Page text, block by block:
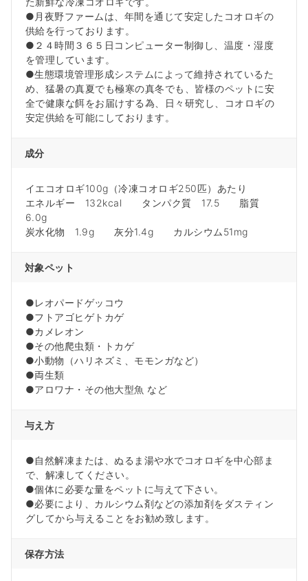
●月夜野ファームは、年間を通じて安定したコオロギの
供給を行っております。
●２４時間３６５日コンピューター制御し、温度・湿度
を管理しています。
●生態環境管理形成システムによって維持されているた
め、猛暑の真夏でも極寒の真冬でも、皆様のペットに安
全で健康な餌をお届けする為、日々研究し、コオロギの
安定供給を可能にしております。
成分
イエコオロギ100g（冷凍コオロギ250匹）あたり
エネルギー 132kcal タンパク質 17.5 脂質
6.0g
炭水化物 1.9g 灰分1.4g カルシウム51mg
対象ペット
●レオパードゲッコウ
●フトアゴヒゲトカゲ
●カメレオン
●その他爬虫類・トカゲ
●小動物（ハリネズミ、モモンガなど）
●両生類
●アロワナ・その他大型魚 など
与え方
●自然解凍または、ぬるま湯や水でコオロギを中心部ま
で、解凍してください。
●個体に必要な量をペットに与えて下さい。
●必要により、カルシウム剤などの添加剤をダスティン
グしてから与えることをお勧め致します。
保存方法